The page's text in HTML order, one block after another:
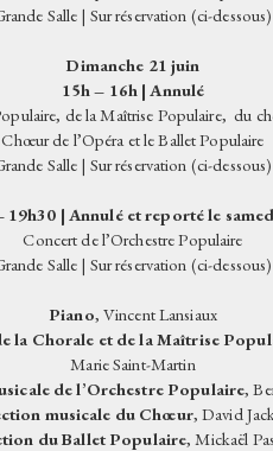
LE PIANO
Salle | Sur réservation (ci-dessous)
Dimanche 21 juin
15h – 16h | Annulé
de la Maîtrise Populaire, du
Chœur de l’Opéra et le Ballet Populaire
Salle | Sur réservation (ci-dessous)
19h30 | Annulé et reporté le
Concert de l’Orchestre Populaire
Salle | Sur réservation (ci-dessous)
Piano, Vincent Lansiaux
la Chorale et de la Maîtrise
Marie Saint-Martin
de l’Orchestre Populaire,
musicale du Chœur, David
du Ballet Populaire, Mickaël